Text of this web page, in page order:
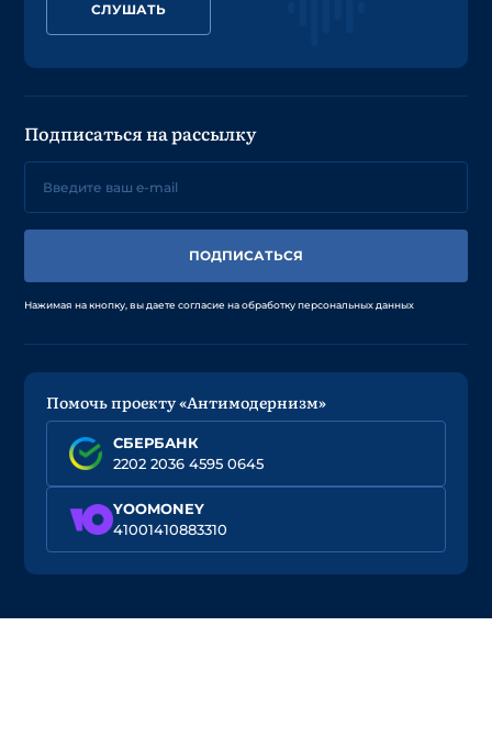
СЛУШАТЬ
Подписаться на рассылку
ПОДПИСАТЬСЯ
Нажимая на кнопку, вы даете согласие на обработку персональных данных
Помочь проекту «Антимодернизм»
СБЕРБАНК
2202 2036 4595 0645
YOOMONEY
41001410883310